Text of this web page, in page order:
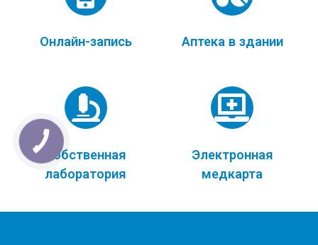
Онлайн-запись Аптека в здании
Собственная
лаборатория
Электронная
медкарта